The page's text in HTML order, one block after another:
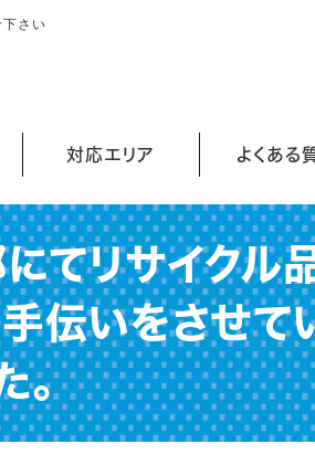
さい
対応エリア よくある
てリサイクル
伝いをさせて
。